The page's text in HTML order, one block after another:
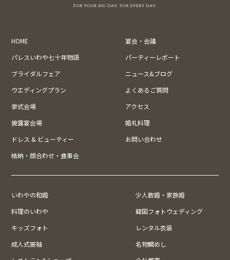
HOME
宴会・会議
パレスいわや七十年物語
パーティーレポート
ブライダルフェア
ニュース&ブログ
ウエディングプラン
よくあるご質問
挙式会場
アクセス
披露宴会場
婚礼料理
ドレス & ビューティー
お問い合わせ
結納・顔合わせ・食事会
いわやの和婚
少人数婚・家族婚
料理のいわや
韓国フォトウェディング
キッズフォト
レンタル衣装
成人式振袖
名物鯛めし